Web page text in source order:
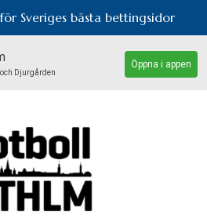
Sveriges bästa bettingsidor
Djurgården
Öppna i appen